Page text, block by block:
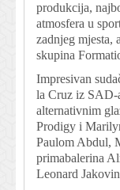
produkcija,
atmosfera u
zadnjeg mjesta,
skupina
Impresivan
la Cruz iz SAD-
alternativnim
Prodigy i
Paulom Abdul,
primabalerina
Leonard